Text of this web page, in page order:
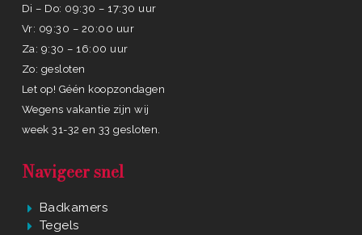
Di – Do: 09:30 – 17:30 uur
Vr: 09:30 – 20:00 uur
Za: 9:30 – 16:00 uur
Zo: gesloten
Let op! Géén koopzondagen
Wegens vakantie zijn wij
week 31-32 en 33 gesloten.
Navigeer snel
Badkamers
Tegels